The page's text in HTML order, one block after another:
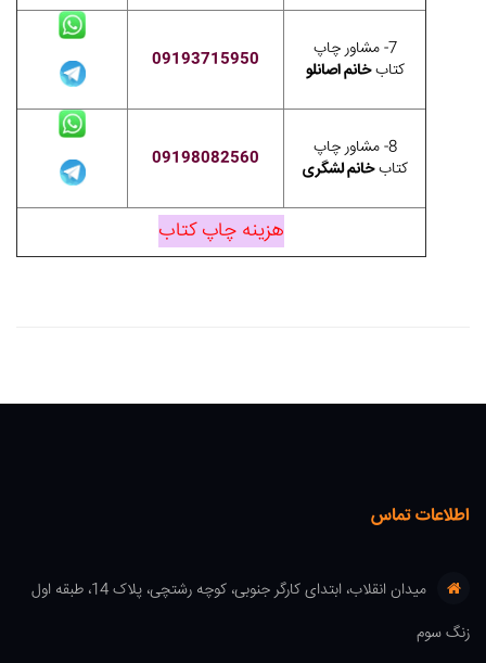
7- مشاور چاپ
کتابخانم اصانلو 09193715950
8- مشاور چاپ
کتابخانم لشگری 09198082560
هزینه چاپ کتاب
اطلاعات تماس
میدان انقلاب، ابتدای کارگر جنوبی، کوچه رشتچی، پلاک 14، طبقه اول
زنگ سوم